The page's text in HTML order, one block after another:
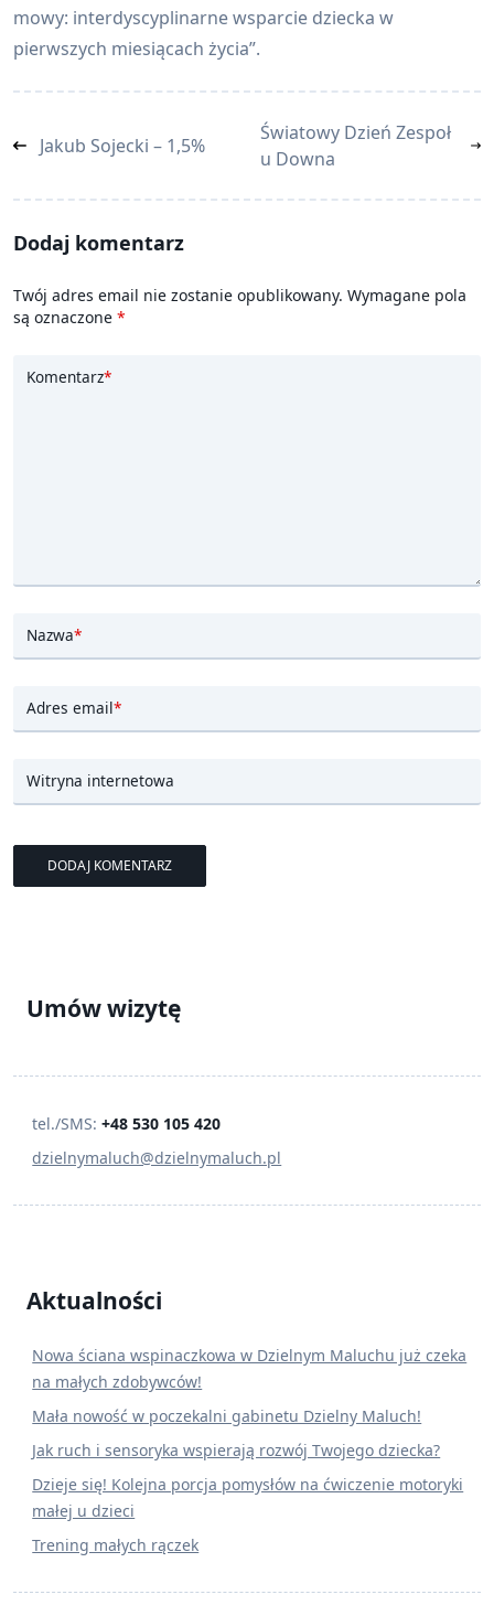
mowy: interdyscyplinarne wsparcie dziecka w
pierwszych miesiącach życia”.
class="nav-
reader-
text">Page</span>
Jakub Sojecki – 1,5%
Światowy Dzień Zespoł
u Downa
Dodaj komentarz
Twój adres email nie zostanie opublikowany. Wymagane pola
są oznaczone *
Komentarz*
Nazwa*
Adres email*
Witryna internetowa
Umów wizytę
tel./SMS:+48 530 105 420
dzielnymaluch@dzielnymaluch.pl
Aktualności
Nowa ściana wspinaczkowa w Dzielnym Maluchu już czeka
na małych zdobywców!
Mała nowość w poczekalni gabinetu Dzielny Maluch!
Jak ruch i sensoryka wspierają rozwój Twojego dziecka?
Dzieje się! Kolejna porcja pomysłów na ćwiczenie motoryki
małej u dzieci
Trening małych rączek